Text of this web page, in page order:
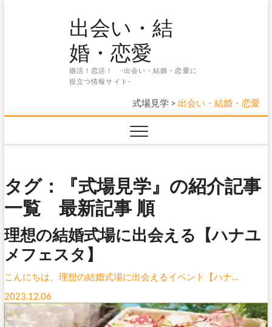
出会い・結
婚・恋愛
婚活！恋活！ -出会い・結婚・恋愛に
役立つ情報サイト-
式場見学 > 出会い・結婚・恋愛
タグ：『式場見学』の紹介記事
一覧 最新記事 順
理想の結婚式場に出会える【ハナユ
メフェスタ】
こんにちは、理想の結婚式場に出会えるイベント【ハナ…
2023.12.06